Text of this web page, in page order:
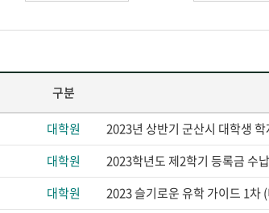
구분
대학원 2023년 상반기 군산시 대학생
대학원
대학원 2023 슬기로운 유학 가이드 1차